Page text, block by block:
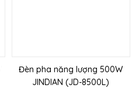
Đèn pha năng lượng 500W
JINDIAN (JD-8500L)